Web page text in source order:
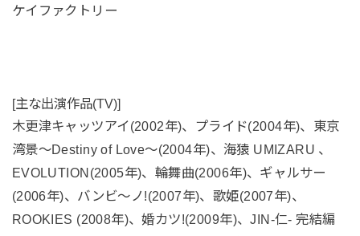
ケイファクトリー
[主な出演作品(TV)]
木更津キャッツアイ(2002年)、プライド(2004年)、東京
湾景〜Destiny of Love〜(2004年)、海猿 UMIZARU 、
EVOLUTION(2005年)、輪舞曲(2006年)、ギャルサー
(2006年)、バンビ〜ノ!(2007年)、歌姫(2007年)、
ROOKIES (2008年)、婚カツ!(2009年)、JIN-仁- 完結編